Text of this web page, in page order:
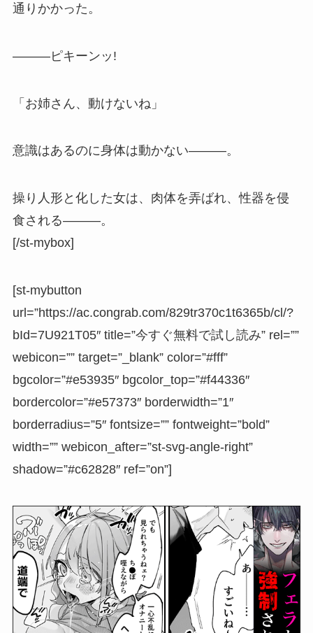
通りかかった。
―――ピキーンッ!
「お姉さん、動けないね」
意識はあるのに身体は動かない―――。
操り人形と化した女は、肉体を弄ばれ、性器を侵
食される―――。
[/st-mybox]
[st-mybutton
url=”https://ac.congrab.com/829tr370c1t6365b/cl/?
bId=7U921T05″ title=”今すぐ無料で試し読み” rel=””
webicon=”” target=”_blank” color=”#fff”
bgcolor=”#e53935″ bgcolor_top=”#f44336″
bordercolor=”#e57373″ borderwidth=”1″
borderradius=”5″ fontsize=”” fontweight=”bold”
width=”” webicon_after=”st-svg-angle-right”
shadow=”#c62828″ ref=”on”]